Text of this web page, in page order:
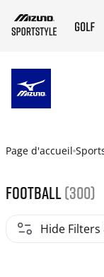
Page d'accueil
Football(300)
Hide